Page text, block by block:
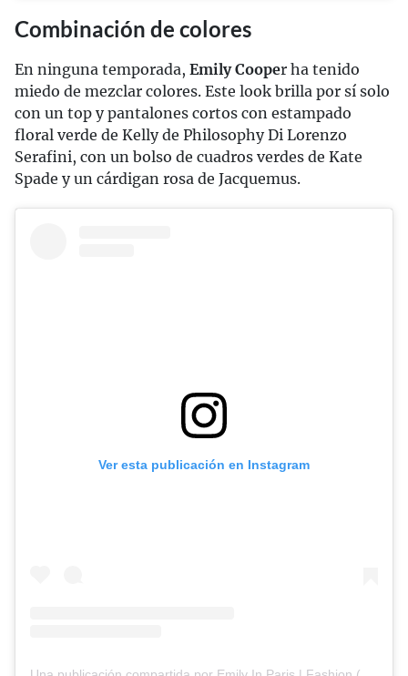
Combinación de colores
En ninguna temporada, Emily Cooper ha tenido
miedo de mezclar colores. Este look brilla por sí solo
con un top y pantalones cortos con estampado
floral verde de Kelly de Philosophy Di Lorenzo
Serafini, con un bolso de cuadros verdes de Kate
Spade y un cárdigan rosa de Jacquemus.
Ver esta publicación en Instagram